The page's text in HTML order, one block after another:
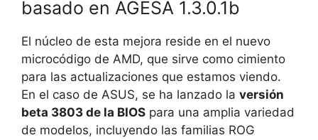
basado en AGESA 1.3.0.1b
El núcleo de esta mejora reside en el nuevo
microcódigo de AMD, que sirve como cimiento
para las actualizaciones que estamos viendo.
En el caso de ASUS, se ha lanzado la versión
beta 3803 de la BIOS para una amplia variedad
de modelos, incluyendo las familias ROG